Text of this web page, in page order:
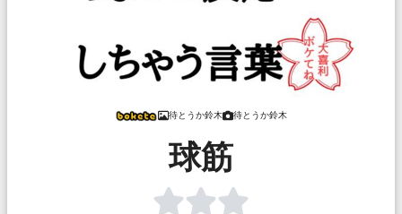
待とうか鈴木 待とうか鈴木
球筋